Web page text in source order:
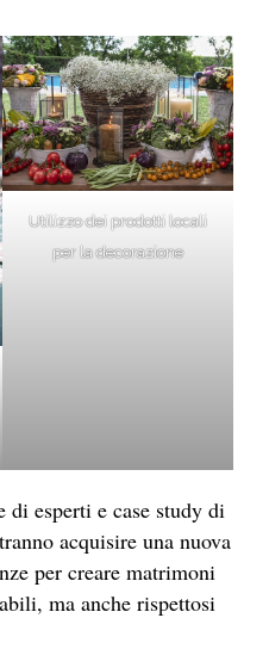
Utilizzo dei prodotti locali
per la decorazione
di esperti e case study di
acquisire una nuova
per creare matrimoni
ma anche rispettosi